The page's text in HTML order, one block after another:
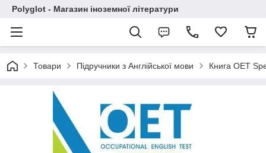
Polyglot - Магазин іноземної літератури
Товари Підручники з Англійської мови Книга OET